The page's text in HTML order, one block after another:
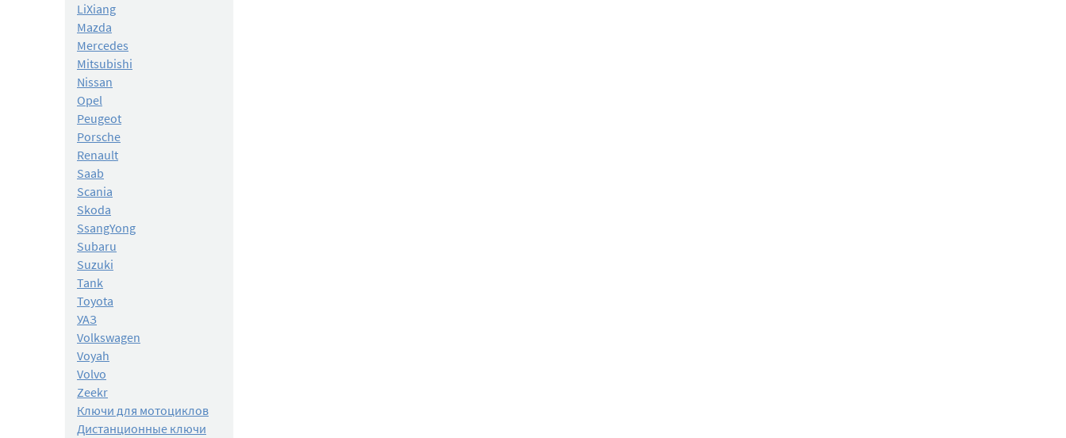
LiXiang
Mazda
Mercedes
Mitsubishi
Nissan
Opel
Peugeot
Porsche
Renault
Saab
Scania
Skoda
SsangYong
Subaru
Suzuki
Tank
Toyota
УАЗ
Volkswagen
Voyah
Volvo
Zeekr
Ключи для мотоциклов
Дистанционные ключи